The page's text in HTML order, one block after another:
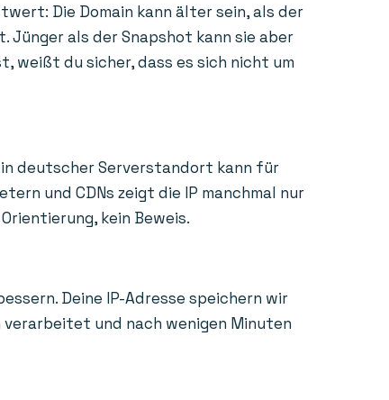
Die Domain kann älter sein, als der
als der Snapshot kann sie aber
weißt du sicher, dass es sich nicht um
deutscher Serverstandort kann für
und CDNs zeigt die IP manchmal nur
kein Beweis.
Deine IP-Adresse speichern wir
und nach wenigen Minuten